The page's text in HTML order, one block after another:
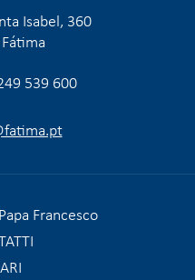
Isabel, 360
539 600
Francesco